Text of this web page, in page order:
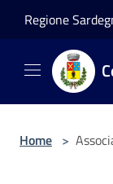
Regione
Home >